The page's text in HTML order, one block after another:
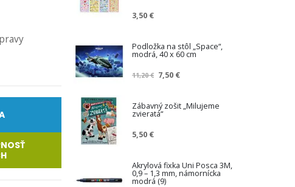
3,50 €
Podložka na stôl „Space“,
modrá, 40 x 60 cm
11,20 €
Z
ž
e
n
a
7,50 €
Zábavný zošit „Milujeme
zvieratá“
5,50 €
Akrylová fixka Uni Posca 3M,
0,9 – 1,3 mm, námornícka
modrá (9)